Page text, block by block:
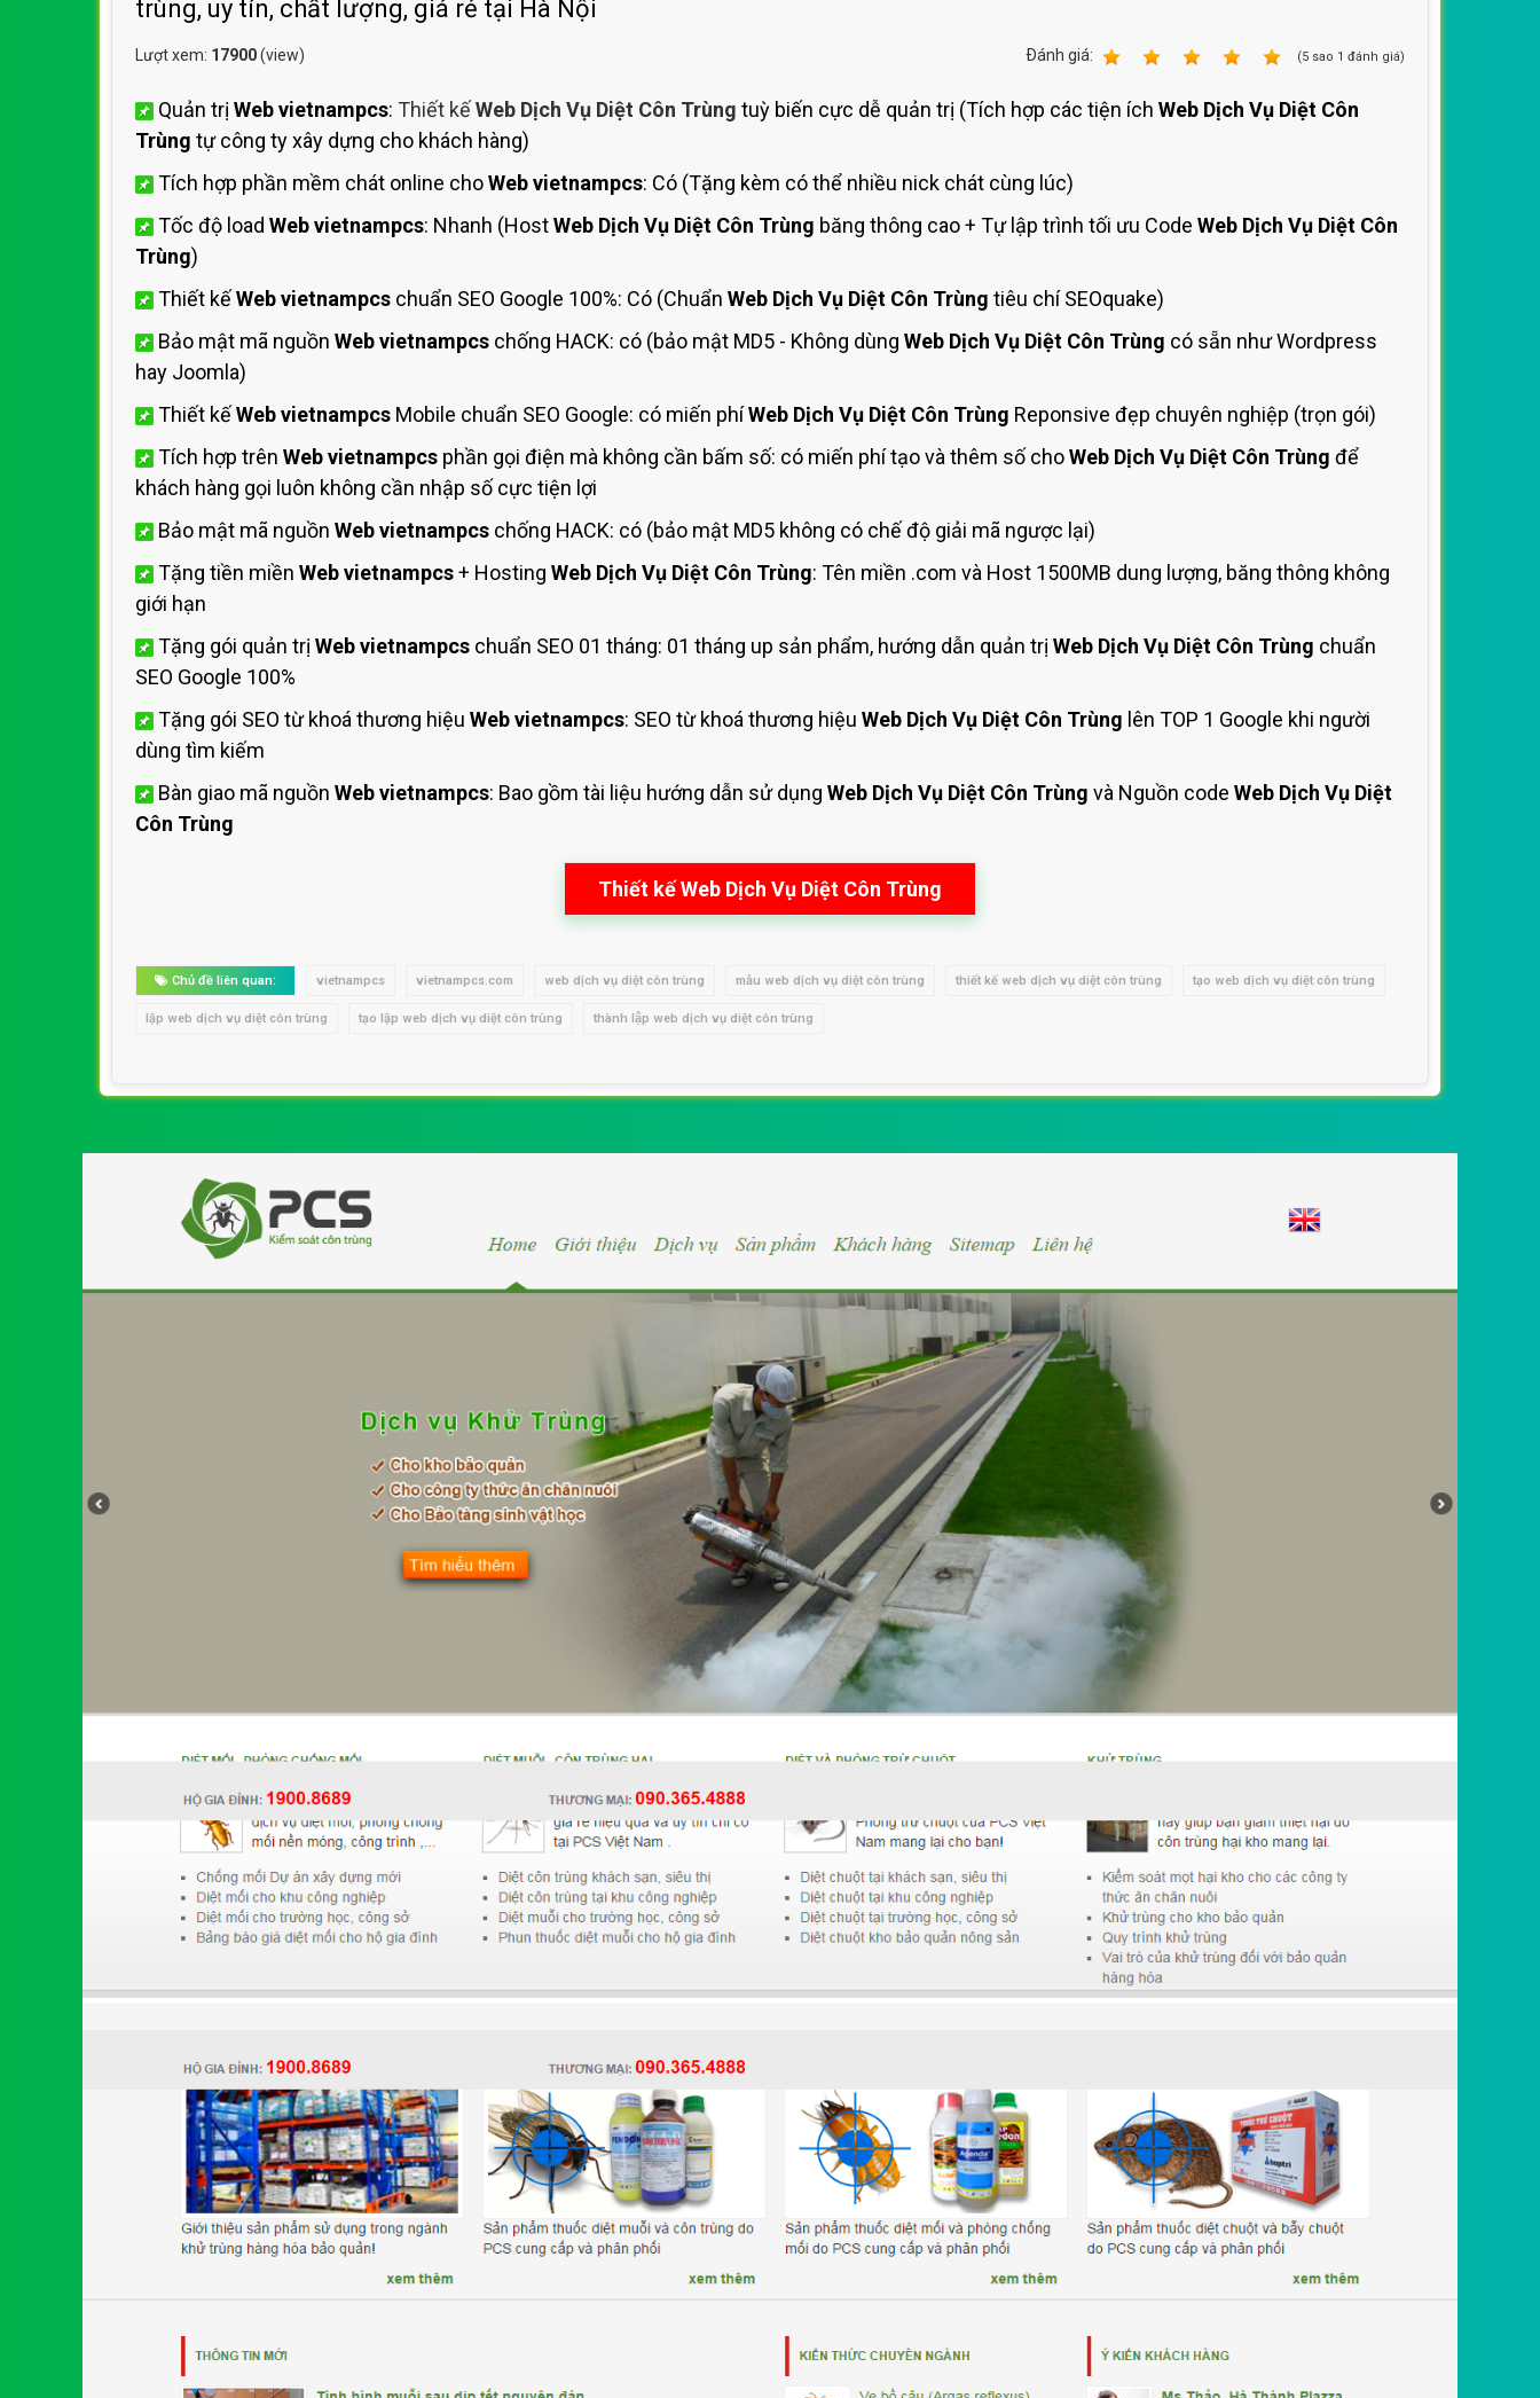
Bảng giá quản trị Website
trùng, uy tín, chất lượng, giá rẻ tại Hà Nội
Lượt xem: 17900(view) Ðánh giá: (5 sao 1 đánh giá)
Quản trị Web vietnampcs: Thiết kếWeb Dịch Vụ Diệt Côn Trùng tuỳ biến cực dễ quản trị (Tích hợp các tiện ích Web Dịch Vụ Diệt Côn
Trùng tự công ty xây dựng cho khách hàng)
Tích hợp phần mềm chát online choWeb vietnampcs: Có (Tặng kèm có thể nhiều nick chát cùng lúc)
Tốc độ load Web vietnampcs: Nhanh (HostWeb Dịch Vụ Diệt Côn Trùng băng thông cao + Tự lập trình tối ưu Code Web Dịch Vụ Diệt Côn
Trùng)
Thiết kếWeb vietnampcs chuẩn SEO Google 100%: Có (Chuẩn Web Dịch Vụ Diệt Côn Trùng tiêu chí SEOquake)
Bảo mật mã nguồn Web vietnampcs chống HACK: có (bảo mật MD5 - Không dùng Web Dịch Vụ Diệt Côn Trùng có sẵn như Wordpress
hay Joomla)
Thiết kếWeb vietnampcs Mobile chuẩn SEO Google: có miến phíWeb Dịch Vụ Diệt Côn Trùng Reponsive đẹp chuyên nghiệp (trọn gói)
Tích hợp trên Web vietnampcs phần gọi điện mà không cần bấm số: có miến phí tạo và thêm số choWeb Dịch Vụ Diệt Côn Trùng để
khách hàng gọi luôn không cần nhập số cực tiện lợi
Bảo mật mã nguồn Web vietnampcs chống HACK: có (bảo mật MD5 không có chế độ giải mã ngược lại)
Tặng tiền miền Web vietnampcs+ Hosting Web Dịch Vụ Diệt Côn Trùng: Tên miền .com và Host 1500MB dung lượng, băng thông không
giới hạn
Tặng gói quản trị Web vietnampcs chuẩn SEO 01 tháng: 01 tháng up sản phẩm, hướng dẫn quản trị Web Dịch Vụ Diệt Côn Trùng chuẩn
SEO Google 100%
Tặng gói SEO từ khoá thương hiệu Web vietnampcs: SEO từ khoá thương hiệu Web Dịch Vụ Diệt Côn Trùng lên TOP 1 Google khi người
dùng tìm kiếm
Bàn giao mã nguồn Web vietnampcs: Bao gồm tài liệu hướng dẫn sử dụng Web Dịch Vụ Diệt Côn Trùng và Nguồn code Web Dịch Vụ Diệt
Côn Trùng
Thiết kế Web Dịch Vụ Diệt Côn Trùng
Chủ đề liên quan: vietnampcs vietnampcs.com web dịch vụ diệt côn trùng mẫu web dịch vụ diệt côn trùng thiết kế web dịch vụ diệt côn trùng tạo web dịch vụ diệt côn trùng
lập web dịch vụ diệt côn trùng tạo lập web dịch vụ diệt côn trùng thành lập web dịch vụ diệt côn trùng